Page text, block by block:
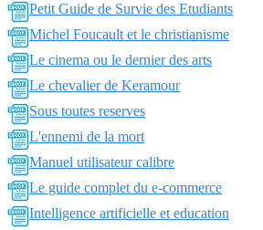
Petit Guide de Survie des Etudiants
Michel Foucault et le christianisme
Le cinema ou le dernier des arts
Le chevalier de Keramour
Sous toutes reserves
L'ennemi de la mort
Manuel utilisateur calibre
Le guide complet du e-commerce
Intelligence artificielle et education